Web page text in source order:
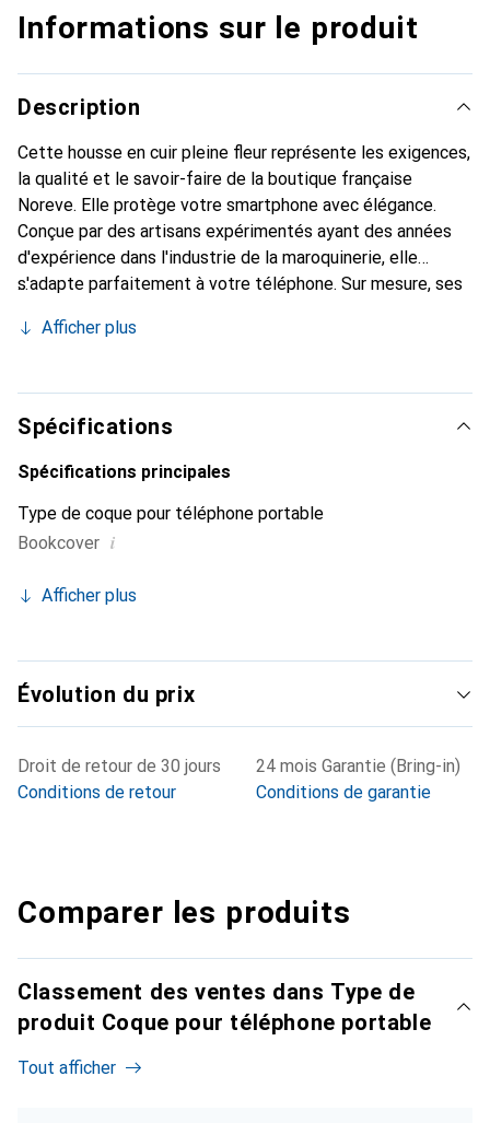
Informations sur le produit
Description
Cette housse en cuir pleine fleur représente les exigences,
la qualité et le savoir-faire de la boutique française
Noreve. Elle protège votre smartphone avec élégance.
Conçue par des artisans expérimentés ayant des années
d'expérience dans l'industrie de la maroquinerie, elle
s'adapte parfaitement à votre téléphone. Sur mesure, ses
Elle devient l'accessoire chic et indispensable pour votre
produits de haute qualité, la marque Noreve est un choix
fiable pour une clientèle exigeante.
Afficher plus
Spécifications
Spécifications principales
Type de coque pour téléphone portable
Bookcover i
Afficher plus
Évolution du prix
Droit de retour de 30 jours
Conditions de retour
24 mois Garantie (Bring-in)
Conditions de garantie
Comparer les produits
Classement des ventes dans Type de
produit Coque pour téléphone portable
Tout afficher